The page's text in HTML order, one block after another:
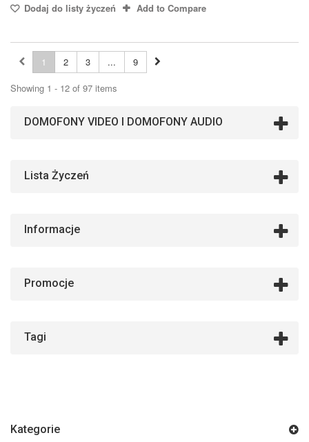
Dodaj do listy życzeń Add to Compare
1 2 3 ...
9
Showing 1 - 12 of 97 items
DOMOFONY VIDEO I DOMOFONY AUDIO
Lista Życzeń
Informacje
Promocje
Tagi
Kategorie